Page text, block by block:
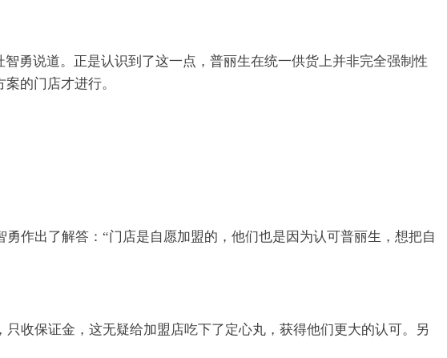
勇说道。正是认识到了这一点，普丽生在统一供货上并非完全强制性
的门店才进行。
作出了解答：“门店是自愿加盟的，他们也是因为认可普丽生，想把自
收保证金，这无疑给加盟店吃下了定心丸，获得他们更大的认可。另